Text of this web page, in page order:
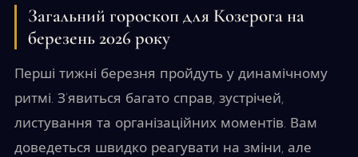
Загальний гороскоп для Козерога на
березень 2026 року
Перші тижні березня пройдуть у динамічному
ритмі. З’явиться багато справ, зустрічей,
листування та організаційних моментів. Вам
доведеться швидко реагувати на зміни, але